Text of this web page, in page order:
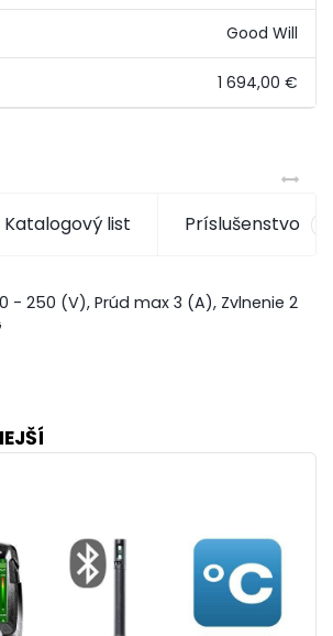
Good Will
1 694,00 €
Katalogový list Príslušenstvo
- 250 (V), Prúd max 3 (A), Zvlnenie 2